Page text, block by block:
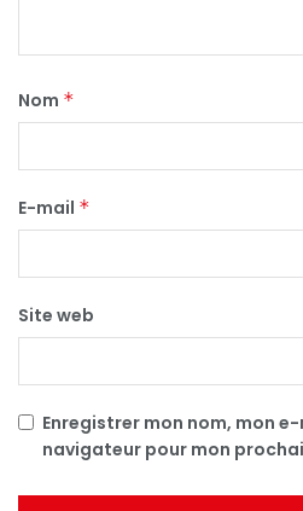
Nom *
E-mail *
Site web
Enregistrer mon nom, mon
navigateur pour mon